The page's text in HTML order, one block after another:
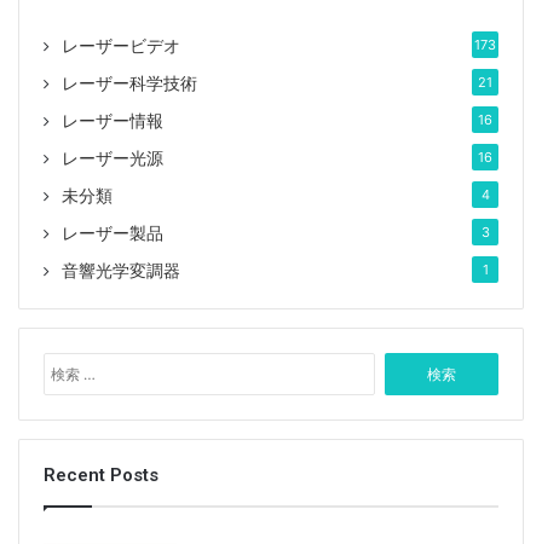
レーザービデオ 173
レーザー科学技術 21
レーザー情報 16
レーザー光源 16
未分類 4
レーザー製品 3
音響光学変調器 1
索
:
Recent Posts